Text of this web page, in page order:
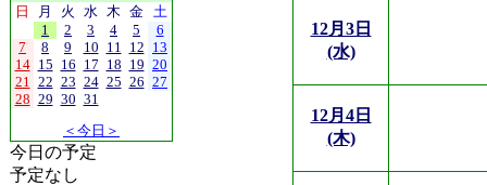
日 月 火 水 木 金 土
1
2 3 4 5
6
7
8 9 10 11 12 13
14 15 16 17 18 19 20
21 22 23 24 25 26 27
28 29 30 31
＜今日＞
今日の予定
予定なし
12月3日
(水)
12月4日
(木)